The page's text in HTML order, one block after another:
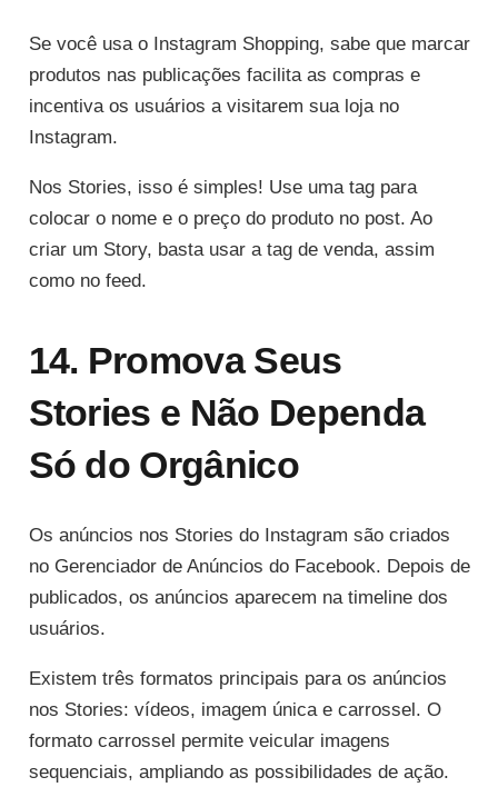
Se você usa o Instagram Shopping, sabe que marcar
produtos nas publicações facilita as compras e
incentiva os usuários a visitarem sua loja no
Instagram.
Nos Stories, isso é simples! Use uma tag para
colocar o nome e o preço do produto no post. Ao
criar um Story, basta usar a tag de venda, assim
como no feed.
14. Promova Seus
Stories e Não Dependa
Só do Orgânico
Os anúncios nos Stories do Instagram são criados
no Gerenciador de Anúncios do Facebook. Depois de
publicados, os anúncios aparecem na timeline dos
usuários.
Existem três formatos principais para os anúncios
nos Stories: vídeos, imagem única e carrossel. O
formato carrossel permite veicular imagens
sequenciais, ampliando as possibilidades de ação.